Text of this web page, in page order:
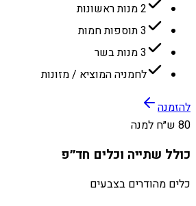
2 מנות ראשונות
3 תוספות חמות
3 מנות בשר
לחמניה המוציא / מזונות
להזמנה
80 ש״ח למנה
כולל שתייה וכלים חד״פ
כלים מהודרים בצבעים